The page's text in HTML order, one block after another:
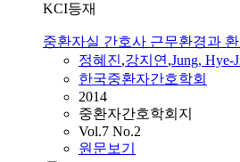
KCI등재
중환자실 간호사 근무환경과
정혜진,강지연,Jung, Hye-
한국중환자간호학회
2014
중환자간호학회지
Vol.7 No.2
원문보기